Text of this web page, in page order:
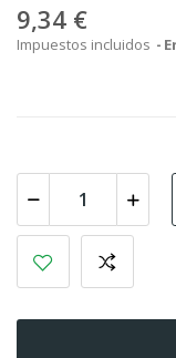
9,34 €
Impuestos incluidos